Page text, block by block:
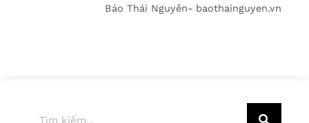
Báo Thái Nguyên- baothainguyen.vn